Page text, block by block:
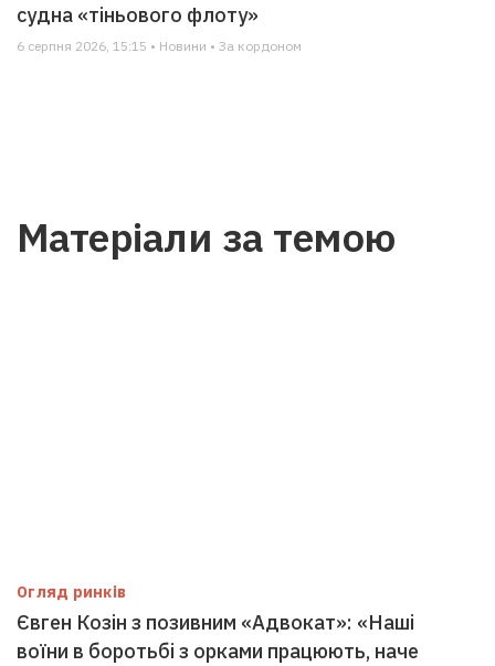
судна «тіньового флоту»
6 серпня 2026, 15:15 • Новини • За кордоном
Матеріали за темою
Огляд ринків
Євген Козін з позивним «Адвокат»: «Наші
воїни в боротьбі з орками працюють, наче